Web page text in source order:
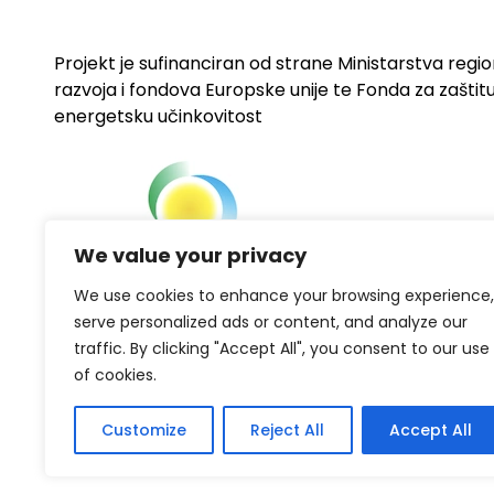
We value your privacy
We use cookies to enhance your browsing experience,
serve personalized ads or content, and analyze our
traffic. By clicking "Accept All", you consent to our use
of cookies.
Customize Reject All Accept All
Projekt je sufinanciran od strane Ministarstva
razvoja i fondova Europske unije te Fonda za
energetsku učinkovitost